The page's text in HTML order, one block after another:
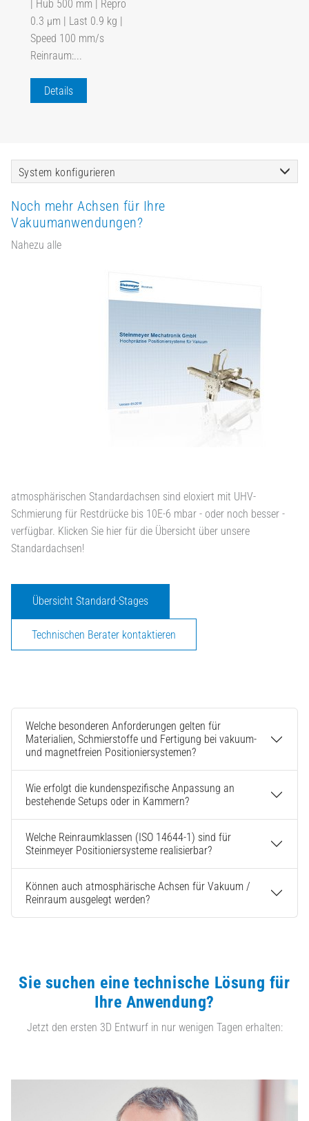
| Hub 500 mm | Repro
0.3 µm | Last 0.9 kg |
Speed 100 mm/s
Reinraum:...
Details
System konfigurieren
Noch mehr Achsen für Ihre
Vakuumanwendungen?
Nahezu alle
atmosphärischen Standardachsen sind eloxiert mit UHV-
Schmierung für Restdrücke bis 10E-6 mbar - oder noch besser -
verfügbar. Klicken Sie hier für die Übersicht über unsere
Standardachsen!
Übersicht Standard-Stages
Technischen Berater kontaktieren
Welche besonderen Anforderungen gelten für
Materialien, Schmierstoffe und Fertigung bei vakuum-
und magnetfreien Positioniersystemen?
Wie erfolgt die kundenspezifische Anpassung an
bestehende Setups oder in Kammern?
Welche Reinraumklassen (ISO 14644-1) sind für
Steinmeyer Positioniersysteme realisierbar?
Können auch atmosphärische Achsen für Vakuum /
Reinraum ausgelegt werden?
Sie suchen eine technische Lösung für
Ihre Anwendung?
Jetzt den ersten 3D Entwurf in nur wenigen Tagen erhalten: